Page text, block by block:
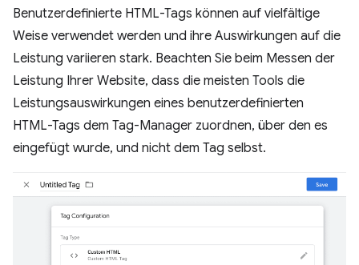
Benutzerdefinierte HTML-Tags können auf vielfältige
Weise verwendet werden und ihre Auswirkungen auf die
Leistung variieren stark. Beachten Sie beim Messen der
Leistung Ihrer Website, dass die meisten Tools die
Leistungsauswirkungen eines benutzerdefinierten
HTML-Tags dem Tag-Manager zuordnen, über den es
eingefügt wurde, und nicht dem Tag selbst.